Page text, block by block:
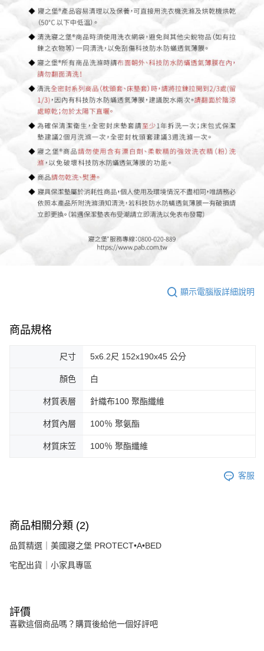
顯示電腦版詳細說明
商品規格
尺寸 5x6.2尺 152x190x45 公分
顏色 白
材質表層 針織布100 聚酯纖維
材質內層 100％ 聚氨酯
材質床笠 100％ 聚酯纖維
客服
商品相關分類 (2)
品質精選｜美國寢之堡 PROTECT•A•BED
宅配出貨｜小家具專區
評價
喜歡這個商品嗎？購買後給他一個好評吧